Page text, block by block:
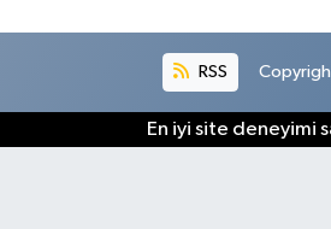
RSS
En iyi site deneyimi